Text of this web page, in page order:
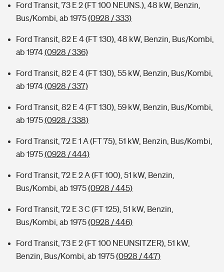
Ford Transit, 73 E 2 (FT 100 NEUNS.), 48 kW, Benzin,
Bus/Kombi, ab 1975(0928 / 333)
Ford Transit, 82 E 4 (FT 130), 48 kW, Benzin, Bus/Kombi,
ab 1974(0928 / 336)
Ford Transit, 82 E 4 (FT 130), 55 kW, Benzin, Bus/Kombi,
ab 1974(0928 / 337)
Ford Transit, 82 E 4 (FT 130), 59 kW, Benzin, Bus/Kombi,
ab 1975(0928 / 338)
Ford Transit, 72 E 1 A (FT 75), 51 kW, Benzin, Bus/Kombi,
ab 1975(0928 / 444)
Ford Transit, 72 E 2 A (FT 100), 51 kW, Benzin,
Bus/Kombi, ab 1975(0928 / 445)
Ford Transit, 72 E 3 C (FT 125), 51 kW, Benzin,
Bus/Kombi, ab 1975(0928 / 446)
Ford Transit, 73 E 2 (FT 100 NEUNSITZER), 51 kW,
Benzin, Bus/Kombi, ab 1975(0928 / 447)